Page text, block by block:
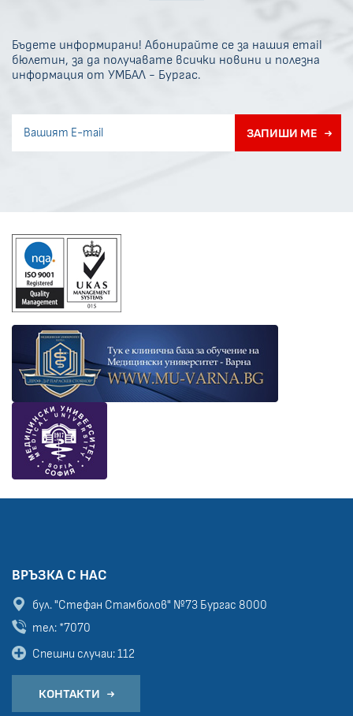
Бъдете информирани! Абонирайте се за нашия email
бюлетин, за да получавате всички новини и полезна
информация от УМБАЛ - Бургас.
ЗАПИШИ МЕ
ВРЪЗКА С НАС
бул. "Стефан Стамболов" №73 Бургас 8000
тел: *7070
Спешни случаи: 112
КОНТАКТИ